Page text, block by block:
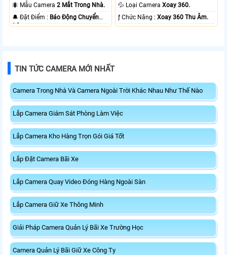
20m Có Màu Ban Ðêm.
🐜 Mẫu Camera2 Mắt Trong Nhà.
️🔔 Đặt Điểm : Báo Động Chuyển
Động.
10m Hồng Ngoại Smart IR.
💦 Loại CameraXoay 360.
️ƒ Chức Năng :Xoay 360 Thu Âm.
TIN TỨC CAMERA MỚI NHẤT
Camera Trong Nhà Và Camera Ngoài Trời Khác Nhau Như Thế Nào
Lắp Camera Giám Sát Phòng Làm Việc
Lắp Camera Kho Hàng Trọn Gói Giá Tốt
Lắp Đặt Camera Bãi Xe
Lắp Camera Quay Video Đóng Hàng Ngoài Sàn
Lắp Camera Giữ Xe Thông Minh
Giải Pháp Camera Quản Lý Bãi Xe Trường Học
Camera Quản Lý Bãi Giữ Xe Công Ty